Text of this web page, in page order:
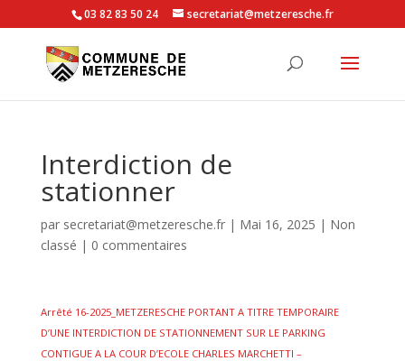
03 82 83 50 24 secretariat@metzeresche.fr
Interdiction de
stationner
par secretariat@metzeresche.fr| Mai 16, 2025 | Non
classé | 0 commentaires
Arrêté 16-2025_METZERESCHE PORTANT A TITRE TEMPORAIRE
D’UNE INTERDICTION DE STATIONNEMENT SUR LE PARKING
CONTIGUE A LA COUR D’ECOLE CHARLES MARCHETTI –